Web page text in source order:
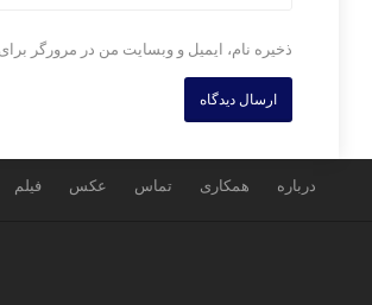
ذخیره نام، ایمیل و وبسایت من در مرورگر
درباره همکاری تماس عکس فیلم